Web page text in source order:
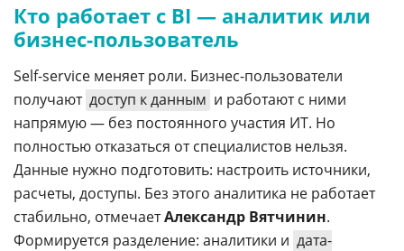
Кто работает с BI — аналитик или
бизнес-пользователь
Self-service меняет роли. Бизнес-пользователи
получают доступ к данным и работают с ними
напрямую — без постоянного участия ИТ. Но
полностью отказаться от специалистов нельзя.
Данные нужно подготовить: настроить источники,
расчеты, доступы. Без этого аналитика не работает
стабильно, отмечаетАлександр Вятчинин.
Формируется разделение: аналитики и дата-